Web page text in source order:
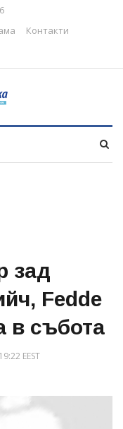
Контакти
зад
Fedde
в събота
EEST